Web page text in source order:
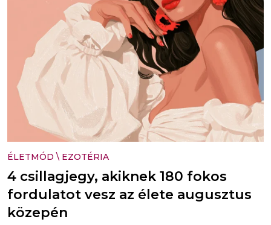
ÉLETMÓD \ EZOTÉRIA
4 csillagjegy, akiknek 180 fokos
fordulatot vesz az élete augusztus
közepén